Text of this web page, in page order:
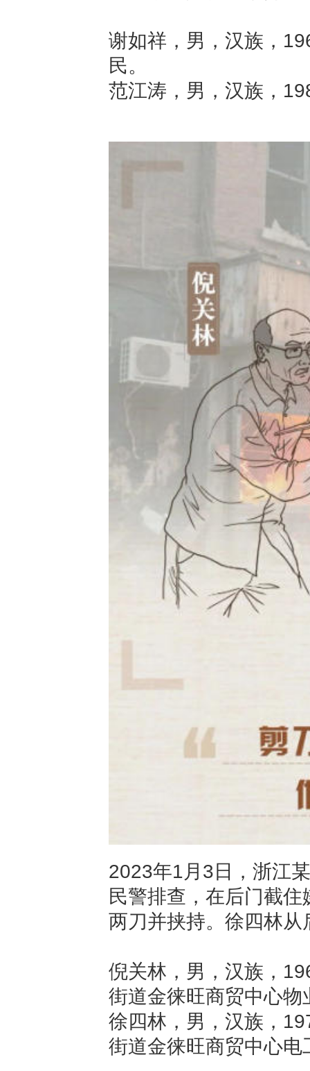
谢如祥，男，汉族，
民。
范江涛，男，汉族，
2023年1月3日，浙江
民警排查，在后门截
两刀并挟持。徐四林
倪关林，男，汉族，
街道金徕旺商贸中心物
徐四林，男，汉族，
街道金徕旺商贸中心电